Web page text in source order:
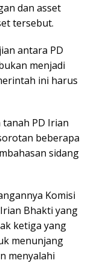
dan asset
tersebut.
antara PD
menjadi
ini harus
PD Irian
beberapa
sidang
Komisi
Bhakti yang
ketiga yang
menunjang
menyalahi